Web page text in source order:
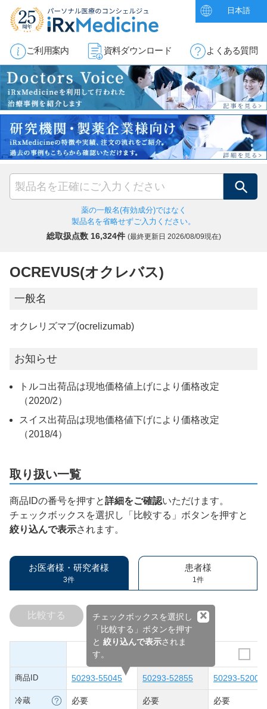
日本語
ご利用案内 資料ダウンロード よくある質問
検索
薬の一般名(有効成分)ではなく
製品名を省略せずご入力ください。
総取扱点数 16,324件 (最終更新日 2026/08/09現在)
OCREVUS(オクレバス)
一般名
オクレリズマブ(ocrelizumab)
お知らせ
トルコ出荷品は現地価格値上げにより価格改定
（2020/2）
スイス出荷品は現地価格値下げにより価格改定
（2018/4）
取り扱い一覧
商品IDの番号を押すと詳細をご確認いただけます。
チェックボックスを選択し「比較する」ボタンを押すと
絞り込んで表示されます。
お医者様・研究者様
3件
患者様
1件
チェックボックスを選択し
「比較する」ボタンを押す
と 絞り込んで表示されま
す。
×
比較する
商品ID 50293-55045 50293-52855 50293-52008
冷蔵 必要 必要 必要